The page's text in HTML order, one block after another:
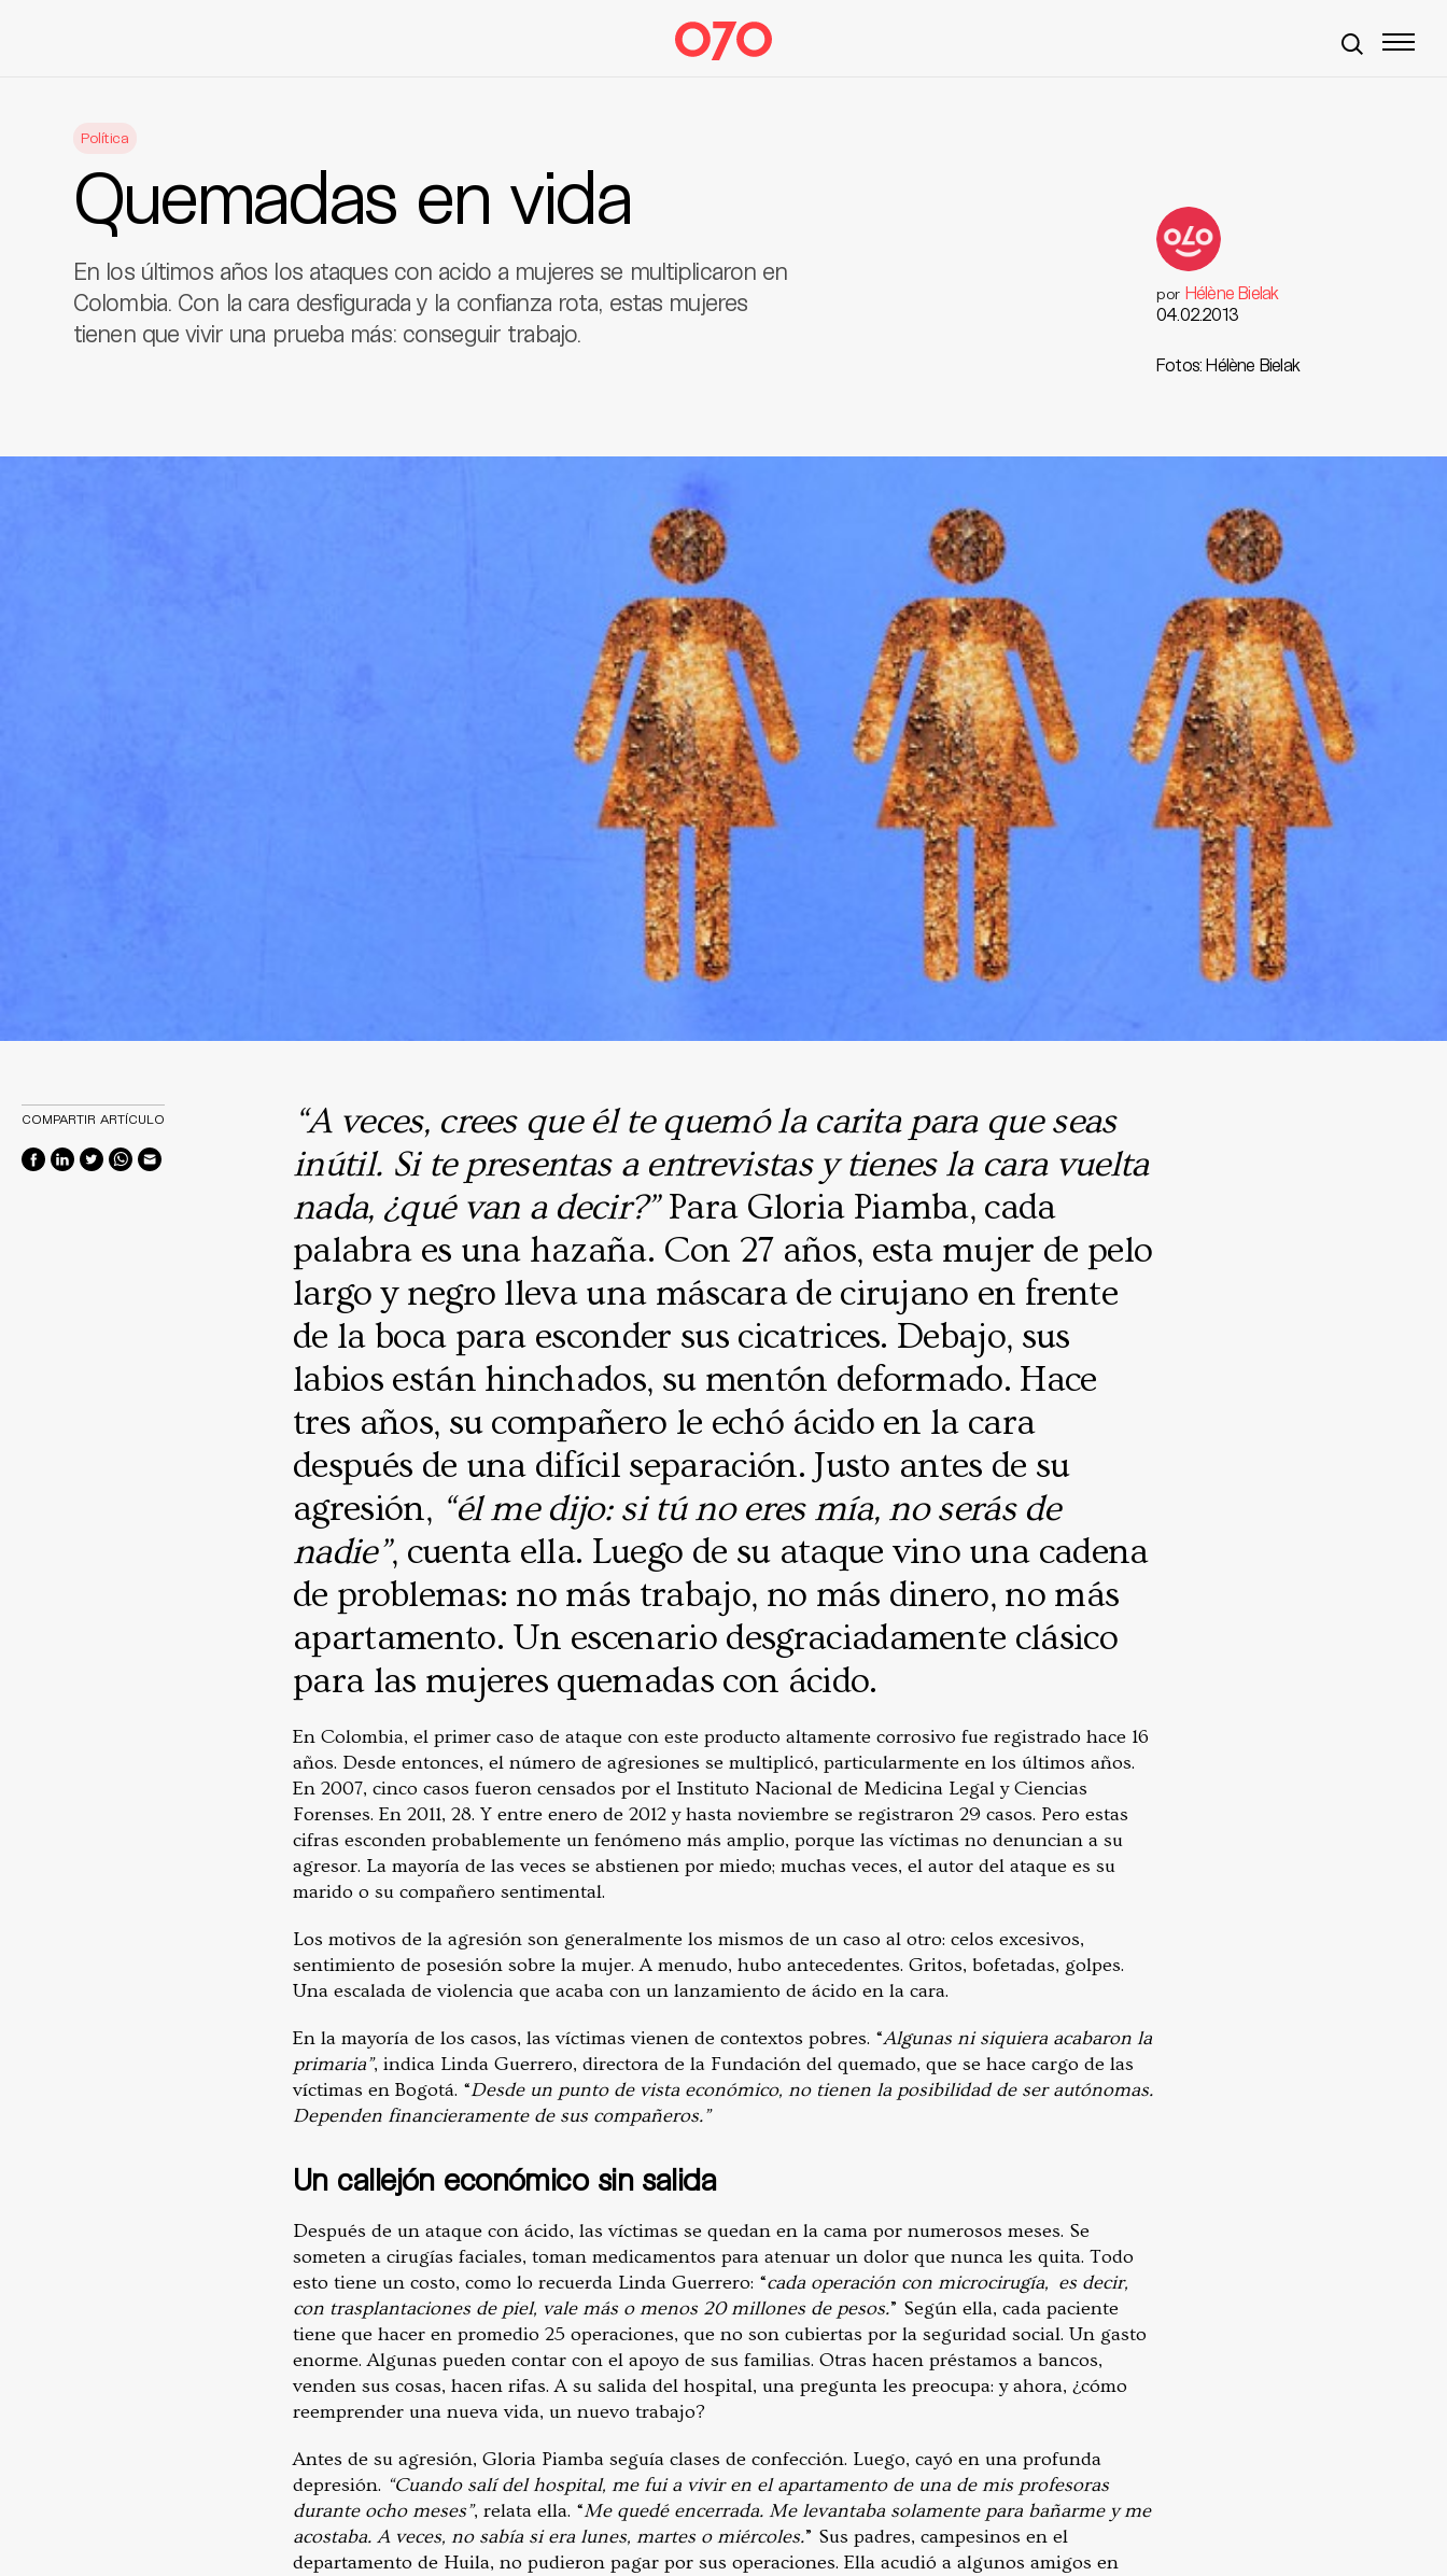
Política
Quemadas en vida
En los últimos años los ataques con acido a mujeres se multiplicaron en
Colombia. Con la cara desfigurada y la confianza rota, estas mujeres
tienen que vivir una prueba más: conseguir trabajo.
por Hélène Bielak
04.02.2013
Fotos: Hélène Bielak
“A veces, crees que él te quemó la carita para que seas
inútil. Si te presentas a entrevistas y tienes la cara vuelta
nada, ¿qué van a decir?”Para Gloria Piamba, cada
palabra es una hazaña. Con 27 años, esta mujer de pelo
largo y negro lleva una máscara de cirujano en frente
de la boca para esconder sus cicatrices. Debajo, sus
labios están hinchados, su mentón deformado. Hace
tres años, su compañero le echó ácido en la cara
después de una difícil separación. Justo antes de su
agresión, “él me dijo: si tú no eres mía, no serás de
nadie”, cuenta ella. Luego de su ataque vino una cadena
de problemas: no más trabajo, no más dinero, no más
apartamento. Un escenario desgraciadamente clásico
para las mujeres quemadas con ácido.
En Colombia, el primer caso de ataque con este producto altamente corrosivo fue registrado hace 16
años. Desde entonces, el número de agresiones se multiplicó, particularmente en los últimos años.
En 2007, cinco casos fueron censados por el Instituto Nacional de Medicina Legal y Ciencias
Forenses. En 2011, 28. Y entre enero de 2012 y hasta noviembre se registraron 29 casos. Pero estas
cifras esconden probablemente un fenómeno más amplio, porque las víctimas no denuncian a su
agresor. La mayoría de las veces se abstienen por miedo; muchas veces, el autor del ataque es su
marido o su compañero sentimental.
Los motivos de la agresión son generalmente los mismos de un caso al otro: celos excesivos,
sentimiento de posesión sobre la mujer. A menudo, hubo antecedentes. Gritos, bofetadas, golpes.
Una escalada de violencia que acaba con un lanzamiento de ácido en la cara.
En la mayoría de los casos, las víctimas vienen de contextos pobres. “Algunas ni siquiera acabaron la
primaria”, indica Linda Guerrero, directora de la Fundación del quemado, que se hace cargo de las
víctimas en Bogotá. “Desde un punto de vista económico, no tienen la posibilidad de ser autónomas.
Dependen financieramente de sus compañeros.”
Un callejón económico sin salida
Después de un ataque con ácido, las víctimas se quedan en la cama por numerosos meses. Se
someten a cirugías faciales, toman medicamentos para atenuar un dolor que nunca les quita. Todo
esto tiene un costo, como lo recuerda Linda Guerrero: “cada operación con microcirugía, es decir,
con trasplantaciones de piel, vale más o menos 20 millones de pesos.” Según ella, cada paciente
tiene que hacer en promedio 25 operaciones, que no son cubiertas por la seguridad social. Un gasto
enorme. Algunas pueden contar con el apoyo de sus familias. Otras hacen préstamos a bancos,
venden sus cosas, hacen rifas. A su salida del hospital, una pregunta les preocupa: y ahora, ¿cómo
reemprender una nueva vida, un nuevo trabajo?
Antes de su agresión, Gloria Piamba seguía clases de confección. Luego, cayó en una profunda
depresión. “Cuando salí del hospital, me fui a vivir en el apartamento de una de mis profesoras
durante ocho meses”, relata ella. “Me quedé encerrada. Me levantaba solamente para bañarme y me
acostaba. A veces, no sabía si era lunes, martes o miércoles.” Sus padres, campesinos en el
departamento de Huila, no pudieron pagar por sus operaciones. Ella acudió a algunos amigos en
COMPARTIR ARTÍCULO